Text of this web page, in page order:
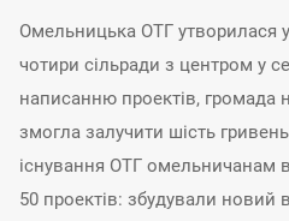
Омельницька ОТГ утворилася
чотири сільради з центром у
написанню проектів, громада
змогла залучити шість
існування ОТГ омельничанам
50 проектів: збудували новий